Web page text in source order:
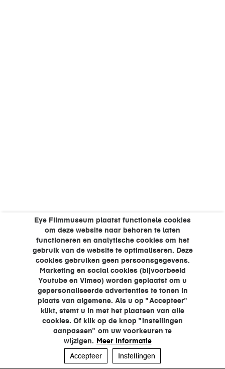
Eye Filmmuseum plaatst functionele cookies
om deze website naar behoren te laten
functioneren en analytische cookies om het
gebruik van de website te optimaliseren. Deze
cookies gebruiken geen persoonsgegevens.
Marketing en social cookies (bijvoorbeeld
Youtube en Vimeo) worden geplaatst om u
gepersonaliseerde advertenties te tonen in
plaats van algemene. Als u op "Accepteer"
klikt, stemt u in met het plaatsen van alle
cookies. Of klik op de knop "Instellingen
aanpassen" om uw voorkeuren te
wijzigen. Meer informatie
Accepteer
Instellingen